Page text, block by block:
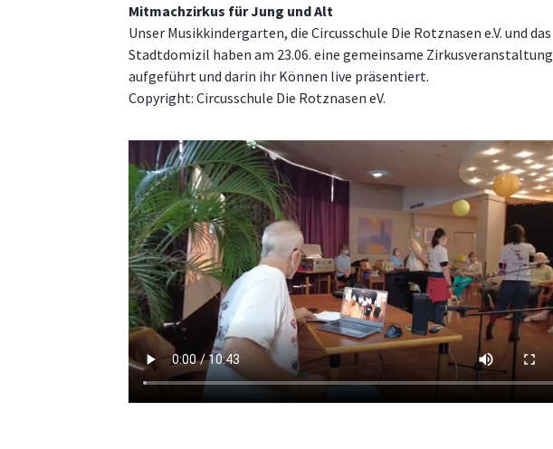
Mitmachzirkus für Jung und Alt
Unser Musikkindergarten, die Circusschule Die Rotznasen e.V. und das
Stadtdomizil haben am 23.06. eine gemeinsame Zirkusveranstaltung
aufgeführt und darin ihr Können live präsentiert.
Copyright: Circusschule Die Rotznasen eV.